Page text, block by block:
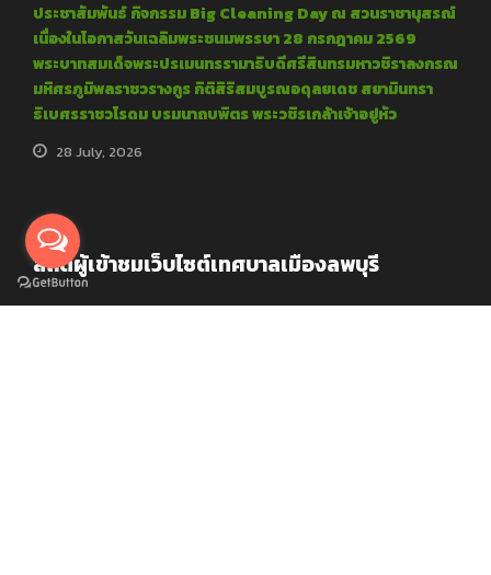
ประชาสัมพันธ์ กิจกรรม Big Cleaning Day ณ สวนราชานุสรณ์
เนื่องในโอกาสวันเฉลิมพระชนมพรรษา 28 กรกฎาคม 2569
พระบาทสมเด็จพระปรเมนทรรามาธิบดีศรีสินทรมหาวชิราลงกรณ
มหิศรภูมิพลราชวรางกูร กิติสิริสมบูรณอดุลยเดช สยามินทรา
ธิเบศรราชวโรดม บรมนาถบพิตร พระวชิรเกล้าเจ้าอยู่หัว
28 July, 2026
สถิติผู้เข้าชมเว็บไซต์เทศบาลเมืองลพบุรี